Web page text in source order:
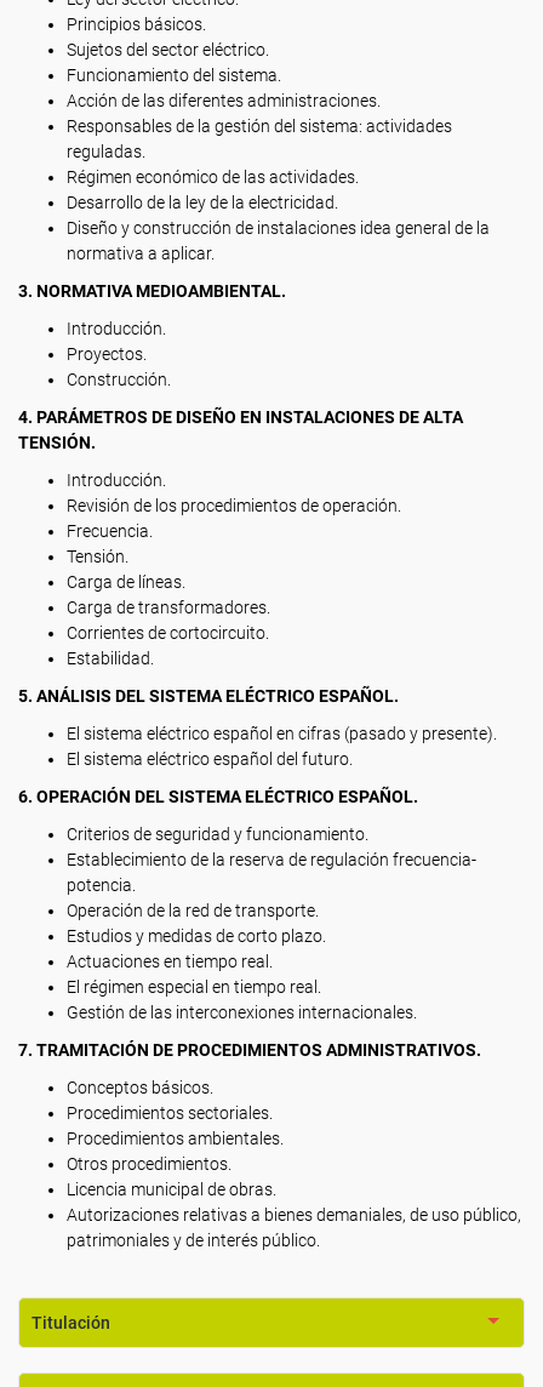
Principios básicos.
Sujetos del sector eléctrico.
Funcionamiento del sistema.
Acción de las diferentes administraciones.
Responsables de la gestión del sistema: actividades
reguladas.
Régimen económico de las actividades.
Desarrollo de la ley de la electricidad.
Diseño y construcción de instalaciones idea general de la
normativa a aplicar.
3. NORMATIVA MEDIOAMBIENTAL.
Introducción.
Proyectos.
Construcción.
4. PARÁMETROS DE DISEÑO EN INSTALACIONES DE ALTA
TENSIÓN.
Introducción.
Revisión de los procedimientos de operación.
Frecuencia.
Tensión.
Carga de líneas.
Carga de transformadores.
Corrientes de cortocircuito.
Estabilidad.
5. ANÁLISIS DEL SISTEMA ELÉCTRICO ESPAÑOL.
El sistema eléctrico español en cifras (pasado y presente).
El sistema eléctrico español del futuro.
6. OPERACIÓN DEL SISTEMA ELÉCTRICO ESPAÑOL.
Criterios de seguridad y funcionamiento.
Establecimiento de la reserva de regulación frecuencia-
potencia.
Operación de la red de transporte.
Estudios y medidas de corto plazo.
Actuaciones en tiempo real.
El régimen especial en tiempo real.
Gestión de las interconexiones internacionales.
7. TRAMITACIÓN DE PROCEDIMIENTOS ADMINISTRATIVOS.
Conceptos básicos.
Procedimientos sectoriales.
Procedimientos ambientales.
Otros procedimientos.
Licencia municipal de obras.
Autorizaciones relativas a bienes demaniales, de uso público,
patrimoniales y de interés público.
Titulación